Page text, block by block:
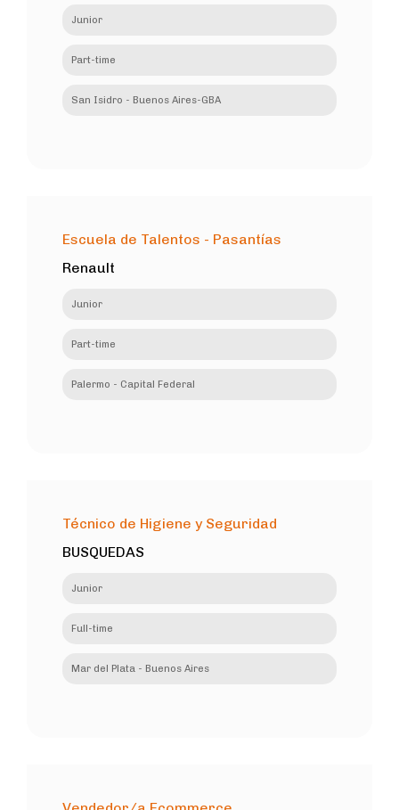
Junior
Part-time
San Isidro - Buenos Aires-GBA
Escuela de Talentos - Pasantías
Renault
Junior
Part-time
Palermo - Capital Federal
Técnico de Higiene y Seguridad
BUSQUEDAS
Junior
Full-time
Mar del Plata - Buenos Aires